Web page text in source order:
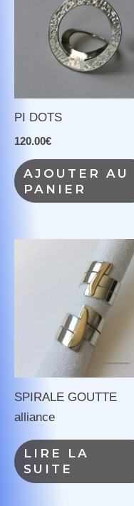
PI DOTS
120.00€
AJOUTER AU
PANIER
SPIRALE GOUTTE
alliance
LIRE LA
SUITE